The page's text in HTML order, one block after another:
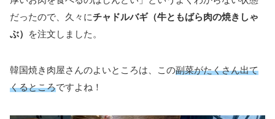
だったので、久々にチャドルバギ（牛ともばら肉の焼きしゃ
ぶ）
を注文しました。
韓国焼き肉屋さんのよいところは、この副菜がたくさん出て
くるところですよね！